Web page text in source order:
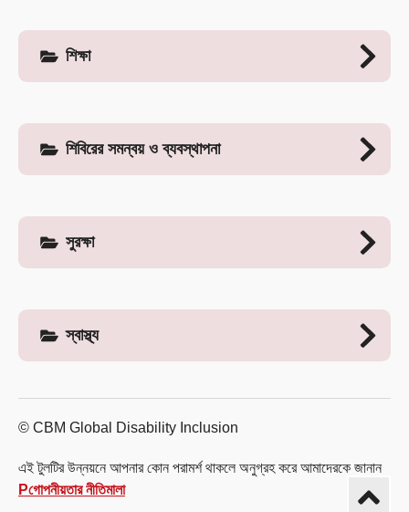
শিক্ষা
শিবিরের সমন্বয় ও ব্যবস্থাপনা
সুরক্ষা
স্বাস্থ্য
© CBM Global Disability Inclusion
এই টুলটির উন্নয়নে আপনার কোন পরামর্শ থাকলে অনুগ্রহ করে আমাদেরকে জানান
Pগোপনীয়তার নীতিমালা
উপরে